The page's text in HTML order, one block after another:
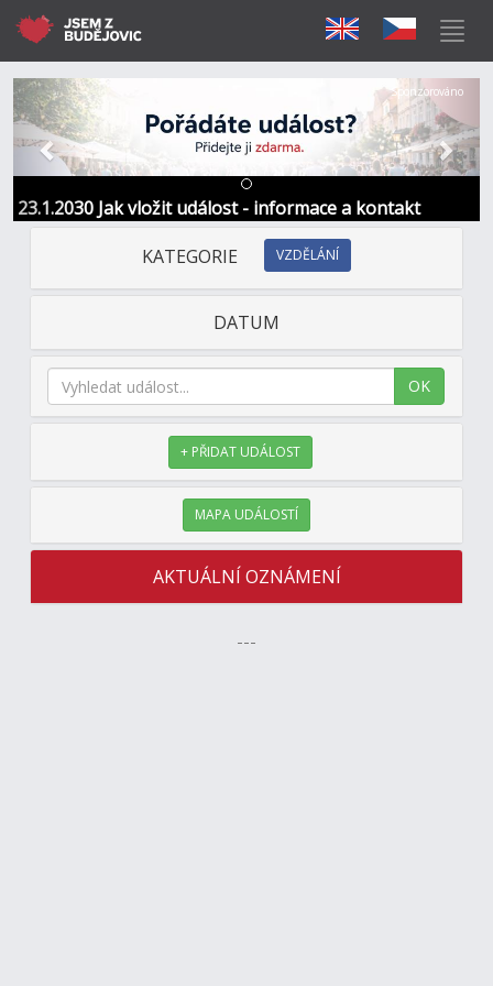
23.1.2030 Jak vložit událost - informace a kontakt
Předchozí Další
Sponzorováno
KATEGORIE VZDĚLÁNÍ
DATUM
OK
+ PŘIDAT UDÁLOST
MAPA UDÁLOSTÍ
AKTUÁLNÍ OZNÁMENÍ
---